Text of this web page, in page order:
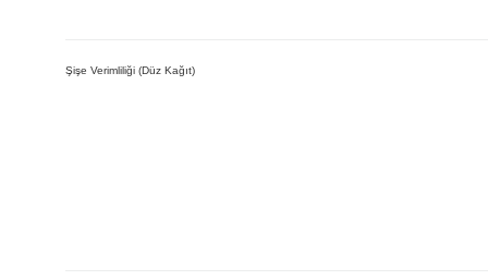
Şişe Verimliliği (Düz Kağıt)